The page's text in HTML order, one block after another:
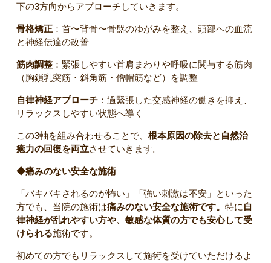
下の3方向からアプローチしていきます。
骨格矯正 ：首〜背骨〜骨盤のゆがみを整え、頭部への血流
と神経伝達の改善
筋肉調整 ：緊張しやすい首肩まわりや呼吸に関与する筋肉
（胸鎖乳突筋・斜角筋・僧帽筋など）を調整
自律神経アプローチ ：過緊張した交感神経の働きを抑え、
リラックスしやすい状態へ導く
この3軸を組み合わせることで、 根本原因の除去と自然治
癒力の回復を両立させていきます。
◆痛みのない安全な施術
「バキバキされるのが怖い」「強い刺激は不安」といった
方でも、当院の施術は痛みのない安全な施術です。 特に 自
律神経が乱れやすい方や、敏感な体質の方でも安心して受
けられる施術です。
初めての方でもリラックスして施術を受けていただけるよ